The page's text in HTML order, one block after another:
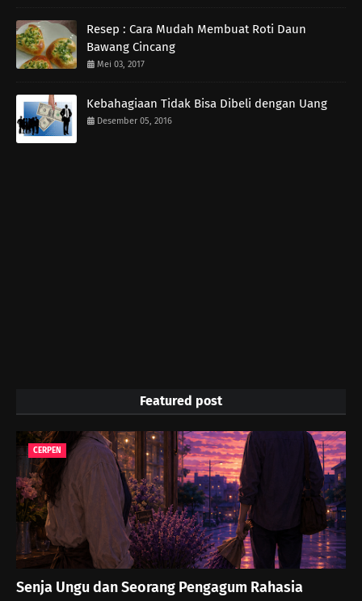
Resep : Cara Mudah Membuat Roti Daun
Bawang Cincang
Mei 03, 2017
Kebahagiaan Tidak Bisa Dibeli dengan Uang
Desember 05, 2016
Featured post
CERPEN
Senja Ungu dan Seorang Pengagum Rahasia